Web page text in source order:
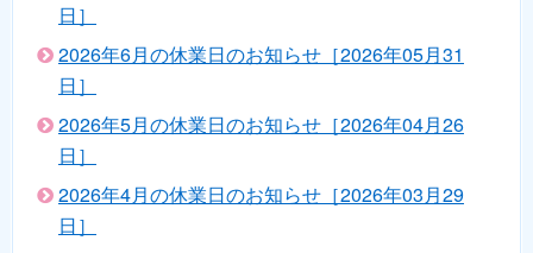
日］
2026年6月の休業日のお知らせ［2026年05月31
日］
2026年5月の休業日のお知らせ［2026年04月26
日］
2026年4月の休業日のお知らせ［2026年03月29
日］